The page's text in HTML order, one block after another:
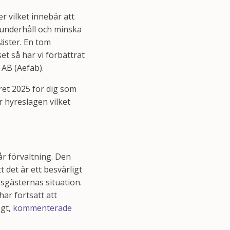
vilket innebär att
och minska
En tom
så har vi förbättrat
(Aefab).
2025 för dig som
hyreslagen vilket
förvaltning. Den
det är ett besvärligt
situation.
fortsatt att
kommenterade